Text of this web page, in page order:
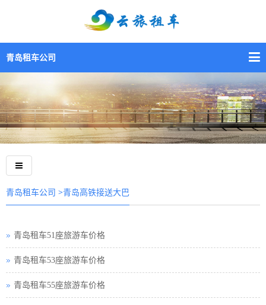
青岛租车公司
青岛租车公司 >青岛高铁接送大巴
青岛租车51座旅游车价格
青岛租车53座旅游车价格
青岛租车55座旅游车价格